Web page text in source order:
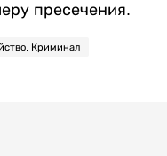
пресечения.
Криминал